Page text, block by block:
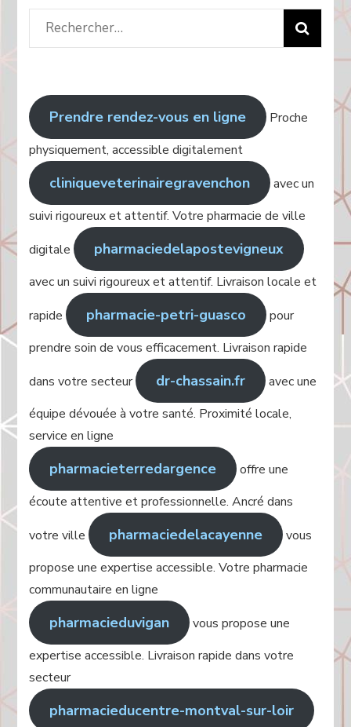
Rechercher
:
Prendre rendez-vous en ligne
Proche
physiquement, accessible digitalement
cliniqueveterinairegravenchon
avec un
suivi rigoureux et attentif. Votre pharmacie de ville
digitale
pharmaciedelapostevigneux
avec un suivi rigoureux et attentif. Livraison locale et
rapide
pharmacie-petri-guasco
pour
prendre soin de vous efficacement. Livraison rapide
dans votre secteur
dr-chassain.fr
avec une
équipe dévouée à votre santé. Proximité locale,
service en ligne
pharmacieterredargence
offre une
écoute attentive et professionnelle. Ancré dans
votre ville
pharmaciedelacayenne
vous
propose une expertise accessible. Votre pharmacie
communautaire en ligne
pharmacieduvigan
vous propose une
expertise accessible. Livraison rapide dans votre
secteur
pharmacieducentre-montval-sur-loir